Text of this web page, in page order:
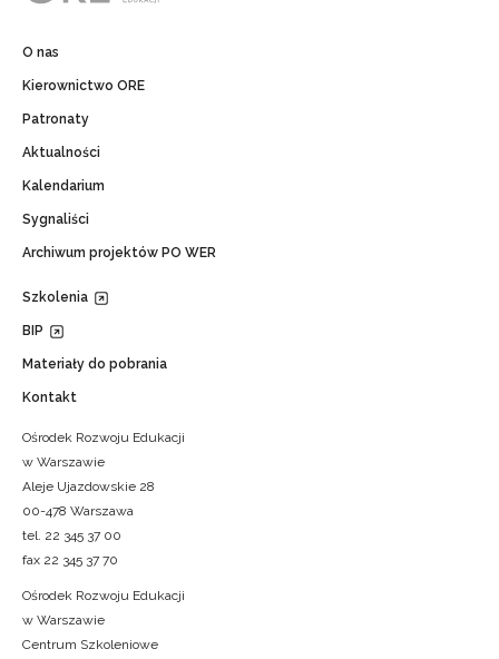
O nas
Kierownictwo ORE
Patronaty
Aktualności
Kalendarium
Sygnaliści
Archiwum projektów PO WER
Szkolenia
BIP
Materiały do pobrania
Kontakt
Ośrodek Rozwoju Edukacji
w Warszawie
Aleje Ujazdowskie 28
00-478 Warszawa
tel. 22 345 37 00
fax 22 345 37 70
Ośrodek Rozwoju Edukacji
w Warszawie
Centrum Szkoleniowe